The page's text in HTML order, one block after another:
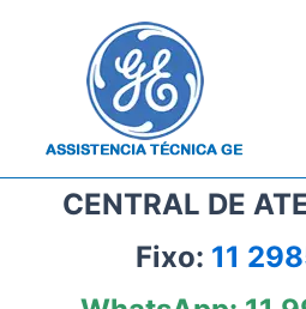
CENTRAL DE
Fixo: 11